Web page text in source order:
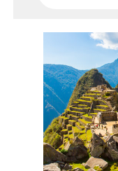
- Salidas:
- Ruta: 2
noche Valle
- Categoría
- Régimen: